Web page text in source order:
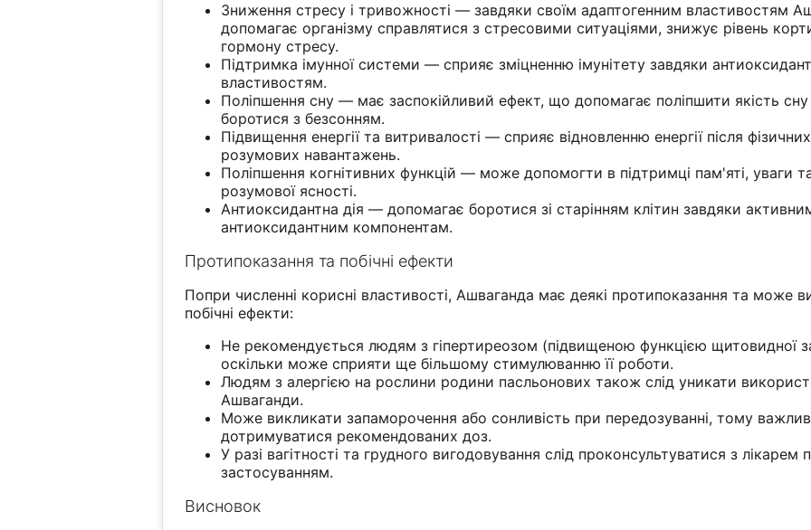
Зниження стресу і тривожності — завдяки своїм адаптогенним властивостям
допомагає організму справлятися з стресовими ситуаціями, знижує рівень
гормону стресу.
Підтримка імунної системи — сприяє зміцненню імунітету завдяки
властивостям.
Поліпшення сну — має заспокійливий ефект, що допомагає поліпшити якість сну
боротися з безсонням.
Підвищення енергії та витривалості — сприяє відновленню енергії після
розумових навантажень.
Поліпшення когнітивних функцій — може допомогти в підтримці пам'яті, уваги
розумової ясності.
Антиоксидантна дія — допомагає боротися зі старінням клітин завдяки
антиоксидантним компонентам.
Протипоказання та побічні ефекти
Попри численні корисні властивості, Ашваганда має деякі протипоказання та може
побічні ефекти:
Не рекомендується людям з гіпертиреозом (підвищеною функцією щитовидної
оскільки може сприяти ще більшому стимулюванню її роботи.
Людям з алергією на рослини родини пасльонових також слід уникати
Ашваганди.
Може викликати запаморочення або сонливість при передозуванні, тому
дотримуватися рекомендованих доз.
У разі вагітності та грудного вигодовування слід проконсультуватися з лікарем
застосуванням.
Висновок